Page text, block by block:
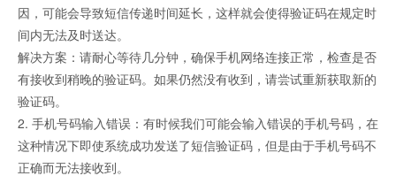
证码网站
因，可能会导致短信传递时间延长，这样就会使得验证码在规定时
间内无法及时送达。
解决方案：请耐心等待几分钟，确保手机网络连接正常，检查是否
有接收到稍晚的验证码。如果仍然没有收到，请尝试重新获取新的
验证码。
2. 手机号码输入错误：有时候我们可能会输入错误的手机号码，在
这种情况下即使系统成功发送了短信验证码，但是由于手机号码不
正确而无法接收到。